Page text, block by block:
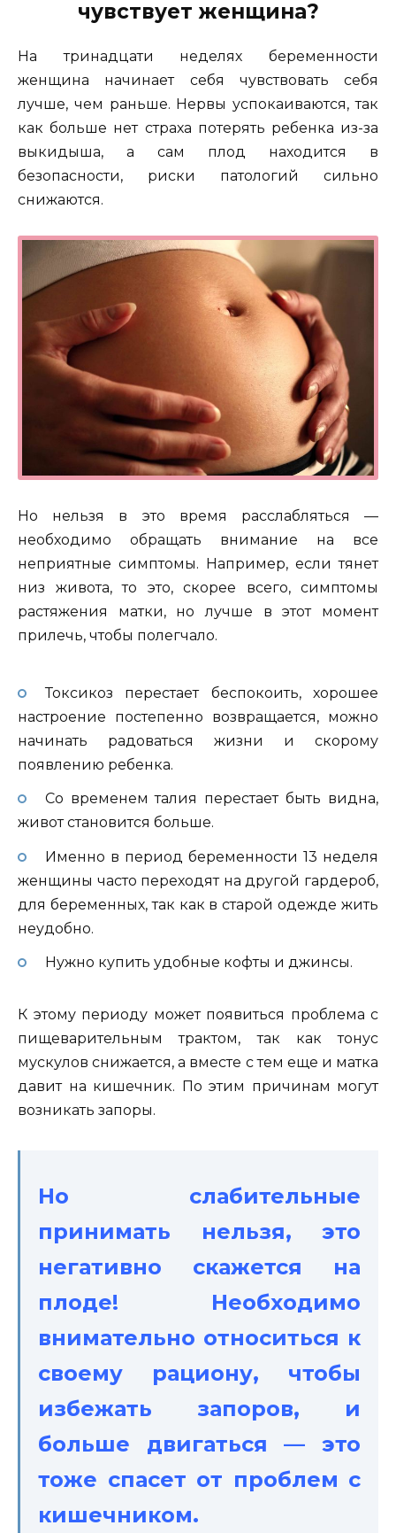
чувствует женщина?
На тринадцати неделях беременности
женщина начинает себя чувствовать себя
лучше, чем раньше. Нервы успокаиваются, так
как больше нет страха потерять ребенка из-за
выкидыша, а сам плод находится в
безопасности, риски патологий сильно
снижаются.
Но нельзя в это время расслабляться —
необходимо обращать внимание на все
неприятные симптомы. Например, если тянет
низ живота, то это, скорее всего, симптомы
растяжения матки, но лучше в этот момент
прилечь, чтобы полегчало.
Токсикоз перестает беспокоить, хорошее
настроение постепенно возвращается, можно
начинать радоваться жизни и скорому
появлению ребенка.
Со временем талия перестает быть видна,
живот становится больше.
Именно в период беременности 13 неделя
женщины часто переходят на другой гардероб,
для беременных, так как в старой одежде жить
неудобно.
Нужно купить удобные кофты и джинсы.
К этому периоду может появиться проблема с
пищеварительным трактом, так как тонус
мускулов снижается, а вместе с тем еще и матка
давит на кишечник. По этим причинам могут
возникать запоры.
Но слабительные
принимать нельзя, это
негативно скажется на
плоде! Необходимо
внимательно относиться к
своему рациону, чтобы
избежать запоров, и
больше двигаться — это
тоже спасет от проблем с
кишечником.